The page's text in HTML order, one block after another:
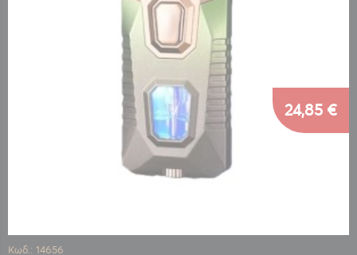
Κωδ.: 14656
24,85 €